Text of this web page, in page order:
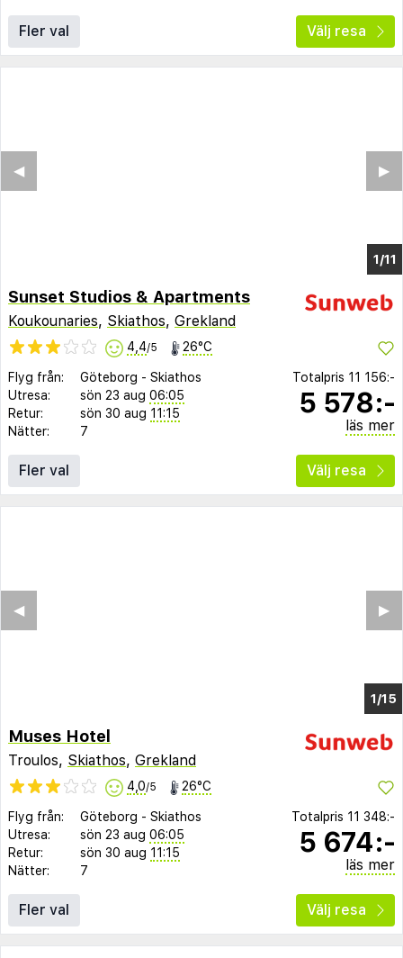
Fler val Välj resa
1/11
▶︎
◀︎
Sunset Studios & Apartments
Koukounaries, Skiathos, Grekland
4,4/5 26°C
Flyg från: Göteborg - Skiathos
Utresa:
sön 23 aug 06:05
Retur:
sön 30 aug 11:15
Nätter:
7
Totalpris 11 156:-
5 578:-
läs mer
Fler val Välj resa
1/15
▶︎
◀︎
Muses Hotel
Troulos, Skiathos, Grekland
4,0/5 26°C
Flyg från: Göteborg - Skiathos
Utresa:
sön 23 aug 06:05
Retur:
sön 30 aug 11:15
Nätter:
7
Totalpris 11 348:-
5 674:-
läs mer
Fler val Välj resa